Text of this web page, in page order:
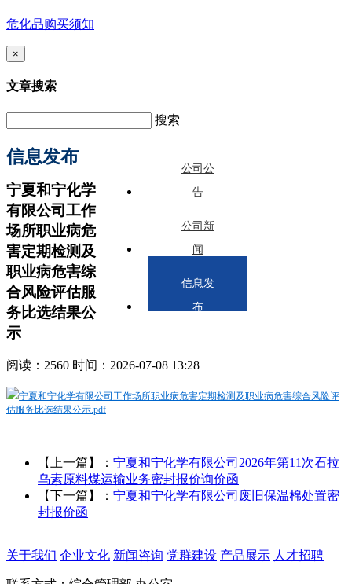
危化品购买须知
×
文章搜索
搜索
信息发布
公司公
告
公司新
闻
信息发
布
宁夏和宁化学
有限公司工作
场所职业病危
害定期检测及
职业病危害综
合风险评估服
务比选结果公
示
阅读：2560 时间：2026-07-08 13:28
宁夏和宁化学有限公司工作场所职业病危害定期检测及职业病危害综合风险评
估服务比选结果公示.pdf
【上一篇】： 宁夏和宁化学有限公司2026年第11次石拉
乌素原料煤运输业务密封报价询价函
【下一篇】： 宁夏和宁化学有限公司废旧保温棉处置密
封报价函
关于我们 企业文化 新闻咨询 党群建设 产品展示 人才招聘